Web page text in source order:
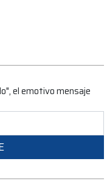
el emotivo mensaje